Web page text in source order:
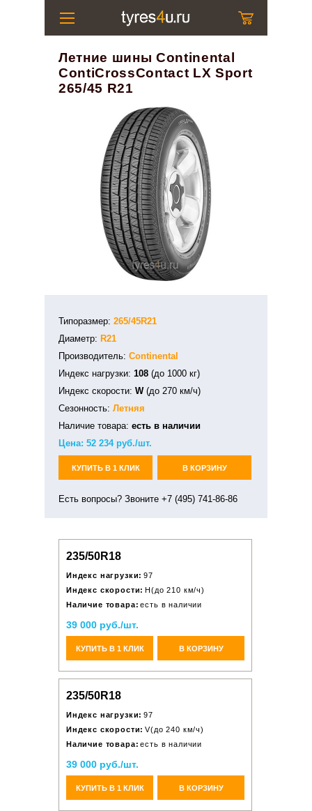
Летние шины Continental
ContiCrossContact LX Sport
265/45 R21
Типоразмер: 265/45R21
Диаметр: R21
Производитель: Continental
Индекс нагрузки: 108 (до 1000 кг)
Индекс скорости: W(до 270 км/ч)
Сезонность: Летняя
Наличие товара: есть в наличии
Цена: 52 234руб./шт.
КУПИТЬ В 1 КЛИК В КОРЗИНУ
Есть вопросы? Звоните +7 (495) 741-86-86
235/50R18
Индекс нагрузки: 97
Индекс скорости: H(до 210 км/ч)
Наличие товара: есть в наличии
39 000 руб./шт.
КУПИТЬ В 1 КЛИК В КОРЗИНУ
235/50R18
Индекс нагрузки: 97
Индекс скорости: V(до 240 км/ч)
Наличие товара: есть в наличии
39 000 руб./шт.
КУПИТЬ В 1 КЛИК В КОРЗИНУ